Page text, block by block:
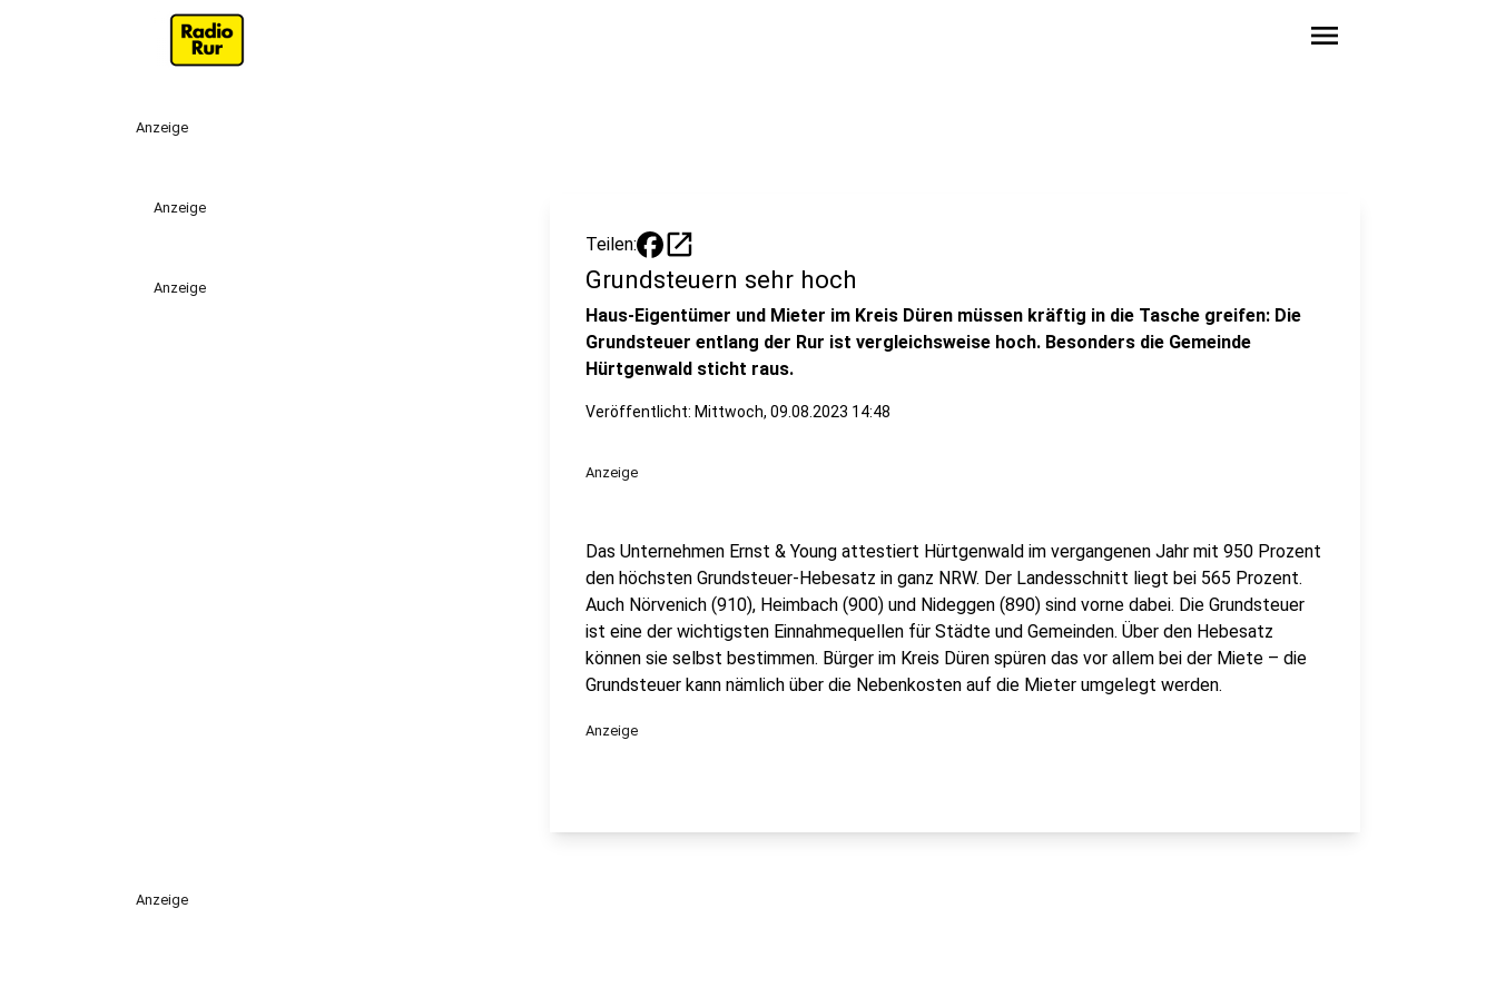
menu
Anzeige
Anzeige
Anzeige
Teilen: open_in_new
Grundsteuern sehr hoch
Haus-Eigentümer und Mieter im Kreis Düren müssen kräftig in die Tasche greifen: Die
Grundsteuer entlang der Rur ist vergleichsweise hoch. Besonders die Gemeinde
Hürtgenwald sticht raus.
Veröffentlicht: Mittwoch, 09.08.2023 14:48
Anzeige
Das Unternehmen Ernst & Young attestiert Hürtgenwald im vergangenen Jahr mit 950 Prozent
den höchsten Grundsteuer-Hebesatz in ganz NRW. Der Landesschnitt liegt bei 565 Prozent.
Auch Nörvenich (910), Heimbach (900) und Nideggen (890) sind vorne dabei. Die Grundsteuer
ist eine der wichtigsten Einnahmequellen für Städte und Gemeinden. Über den Hebesatz
können sie selbst bestimmen. Bürger im Kreis Düren spüren das vor allem bei der Miete – die
Grundsteuer kann nämlich über die Nebenkosten auf die Mieter umgelegt werden.
Anzeige
Anzeige